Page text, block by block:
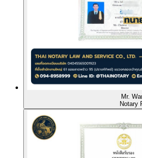
Mr.
Notary